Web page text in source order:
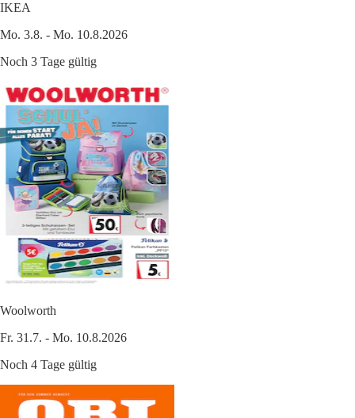
IKEA
Mo. 3.8. - Mo. 10.8.2026
Noch 3 Tage gültig
Woolworth
Fr. 31.7. - Mo. 10.8.2026
Noch 4 Tage gültig